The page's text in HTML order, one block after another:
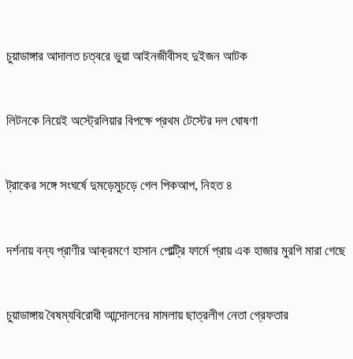
চুয়াডাঙ্গার আদালত চত্বরে ভুয়া আইনজীবীসহ দুইজন আটক
লিটনকে নিয়েই অস্ট্রেলিয়ার বিপক্ষে প্রথম টেস্টের দল ঘোষণা
ট্রাকের সঙ্গে সংঘর্ষে দুমড়েমুচড়ে গেল পিকআপ, নিহত ৪
দর্শনায় বন্য প্রাণীর আক্রমণে হাসান পোল্ট্রি ফার্মে প্রায় এক হাজার মুরগি মারা গেছে
চুয়াডাঙ্গায় বৈষম্যবিরোধী আন্দোলনের মামলায় ছাত্রলীগ নেতা গ্রেফতার